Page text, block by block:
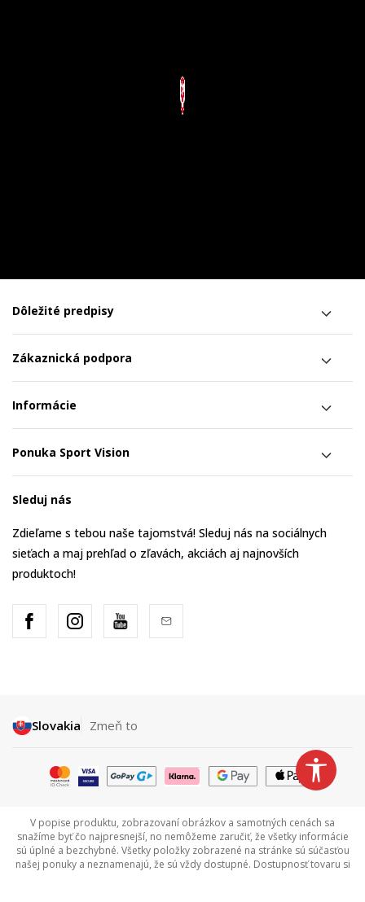
Dôležité predpisy
Zákaznická podpora
Informácie
Ponuka Sport Vision
Sleduj nás
Zdieľame s tebou naše tajomstvá! Sleduj nás na sociálnych
sieťach a maj prehľad o zľavách, akciách aj najnovších
produktoch!
Slovakia Zmeň to
V popise produktu, zobrazovaní obrázkov a samotných cenách sa
snažíme byť čo najpresnejší, no nemôžeme zaručiť, že všetky informácie
sú úplné a bezchybné. Všetky položky zobrazené na stránke sú súčasťou
našej ponuky a neznamenajú, že sú vždy dostupné. Dostupnosť tovaru si